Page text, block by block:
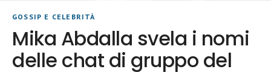
GOSSIP E CELEBRITÀ
Mika Abdalla svela i nomi
delle chat di gruppo del